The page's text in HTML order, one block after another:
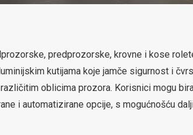
predprozorske, krovne i kose
kutijama koje jamče sigurnost i
oblicima prozora. Korisnici mogu
i automatizirane opcije, s mogućnošću